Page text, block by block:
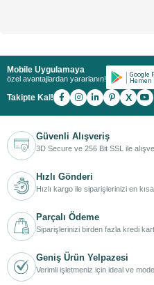
Mobile Uygulamaya
özel avantajlardan yararlanın!
Takipte Kal! X
Güvenli Alışveriş
3D Secure ve 256 Bit SSL ile
Hızlı Gönderi
Hızlı kargo ile siparişlerinizi en kısa
Parçalı Ödeme
Siparişlerinizi birden fazla kredi
Geniş Ürün Yelpazesi
Verimli işletmeniz için ideal ve